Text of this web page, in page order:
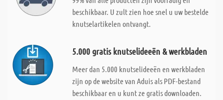
beschikbaar. U zult zien hoe snel u uw bestelde
knutselartikelen ontvangt.
5.000 gratis knutselideeën & werkbladen
Meer dan 5.000 knutselideeën en werkbladen
zijn op de website van Aduis als PDF-bestand
beschikbaar en u kunt ze gratis downloaden.